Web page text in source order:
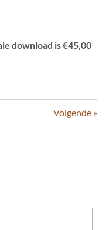
download is €45,00
Volgende »